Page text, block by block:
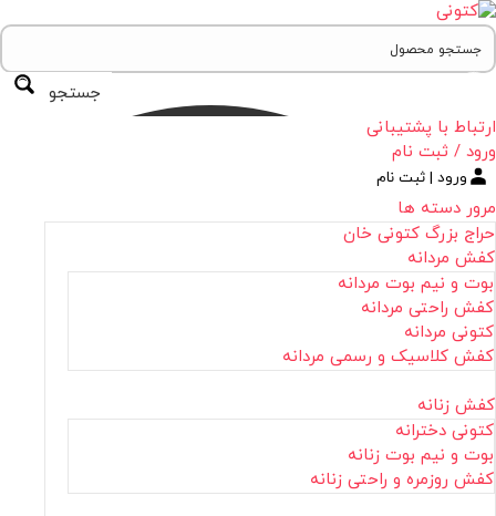
جستجو
ارتباط با پشتیبانی
ورود / ثبت نام
ورود | ثبت نام
مرور دسته ها
حراج بزرگ کتونی خان
کفش مردانه
بوت و نیم بوت مردانه
کفش راحتی مردانه
کتونی مردانه
کفش کلاسیک و رسمی مردانه
کفش زنانه
کتونی دخترانه
بوت و نیم بوت زنانه
کفش روزمره و راحتی زنانه